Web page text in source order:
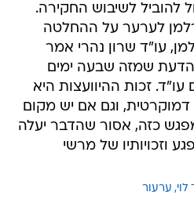
להוביל לשיבוש החקירה.
לערער על ההחלטה
עו"ד שרון נהרי אמר
שמזה שבעה ימים
זכות ההיוועצות היא
וגם אם יש מקום
כזה, אסור שהדבר יעלה
וזכויותיו של מרשי
לוי ערעור